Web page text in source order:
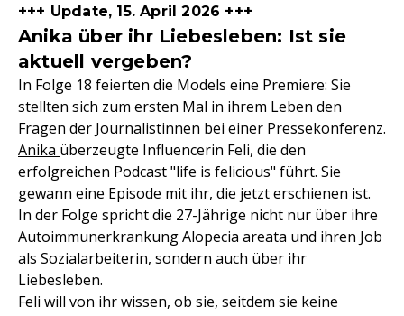
+++ Update, 15. April 2026 +++
Anika über ihr Liebesleben: Ist sie
aktuell vergeben?
In Folge 18 feierten die Models eine Premiere: Sie
stellten sich zum ersten Mal in ihrem Leben den
Fragen der Journalistinnen bei einer Pressekonferenz.
Anika überzeugte Influencerin Feli, die den
erfolgreichen Podcast "life is felicious" führt. Sie
gewann eine Episode mit ihr, die jetzt erschienen ist.
In der Folge spricht die 27-Jährige nicht nur über ihre
Autoimmunerkrankung Alopecia areata und ihren Job
als Sozialarbeiterin, sondern auch über ihr
Liebesleben.
Feli will von ihr wissen, ob sie, seitdem sie keine